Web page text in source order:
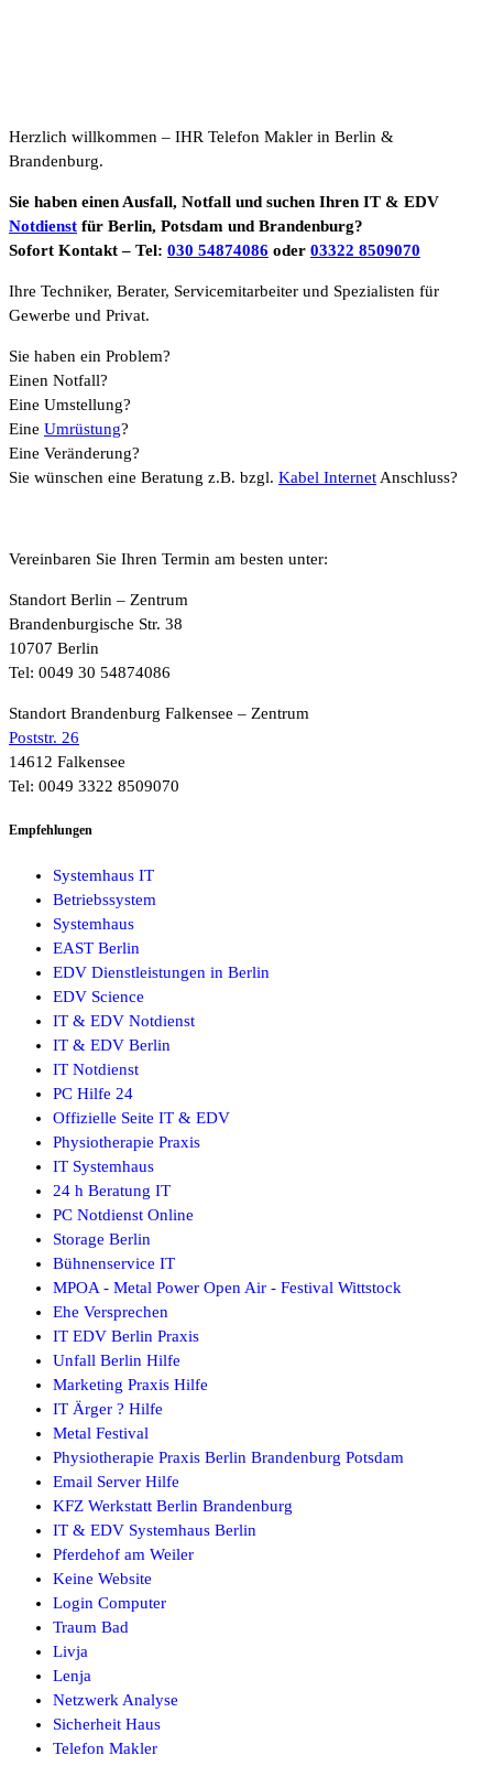
Herzlich willkommen – IHR Telefon Makler in Berlin &
Brandenburg.
Sie haben einen Ausfall, Notfall und suchen Ihren IT & EDV
Notdienst für Berlin, Potsdam und Brandenburg?
Sofort Kontakt – Tel: 030 54874086 oder 03322 8509070
Ihre Techniker, Berater, Servicemitarbeiter und Spezialisten für
Gewerbe und Privat.
Sie haben ein Problem?
Einen Notfall?
Eine Umstellung?
Eine Umrüstung?
Eine Veränderung?
Sie wünschen eine Beratung z.B. bzgl. Kabel Internet Anschluss?
Vereinbaren Sie Ihren Termin am besten unter:
Standort Berlin – Zentrum
Brandenburgische Str. 38
10707 Berlin
Tel: 0049 30 54874086
Standort Brandenburg Falkensee – Zentrum
Poststr. 26
14612 Falkensee
Tel: 0049 3322 8509070
Empfehlungen
Systemhaus IT
Betriebssystem
Systemhaus
EAST Berlin
EDV Dienstleistungen in Berlin
EDV Science
IT & EDV Notdienst
IT & EDV Berlin
IT Notdienst
PC Hilfe 24
Offizielle Seite IT & EDV
Physiotherapie Praxis
IT Systemhaus
24 h Beratung IT
PC Notdienst Online
Storage Berlin
Bühnenservice IT
MPOA - Metal Power Open Air - Festival Wittstock
Ehe Versprechen
IT EDV Berlin Praxis
Unfall Berlin Hilfe
Marketing Praxis Hilfe
IT Ärger ? Hilfe
Metal Festival
Physiotherapie Praxis Berlin Brandenburg Potsdam
Email Server Hilfe
KFZ Werkstatt Berlin Brandenburg
IT & EDV Systemhaus Berlin
Pferdehof am Weiler
Keine Website
Login Computer
Traum Bad
Livja
Lenja
Netzwerk Analyse
Sicherheit Haus
Telefon Makler